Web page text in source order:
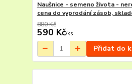
Naušnice - semeno života -
cena do vyprodání zásob,
880 Kč
590 Kč/ks
Přidat do